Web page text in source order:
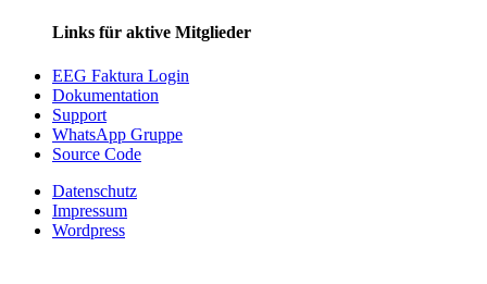
Links für aktive Mitglieder
EEG Faktura Login
Dokumentation
Support
WhatsApp Gruppe
Source Code
Datenschutz
Impressum
Wordpress